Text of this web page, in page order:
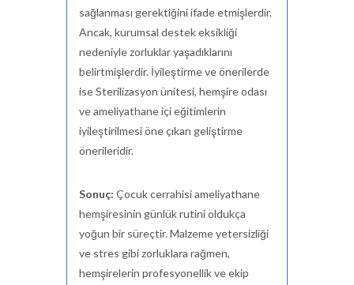
sağlanması gerektiğini ifade etmişlerdir.
Ancak, kurumsal destek eksikliği
nedeniyle zorluklar yaşadıklarını
belirtmişlerdir. İyileştirme ve önerilerde
ise Sterilizasyon ünitesi, hemşire odası
ve ameliyathane içi eğitimlerin
iyileştirilmesi öne çıkan geliştirme
önerileridir.
Sonuç: Çocuk cerrahisi ameliyathane
hemşiresinin günlük rutini oldukça
yoğun bir süreçtir. Malzeme yetersizliği
ve stres gibi zorluklara rağmen,
hemşirelerin profesyonellik ve ekip